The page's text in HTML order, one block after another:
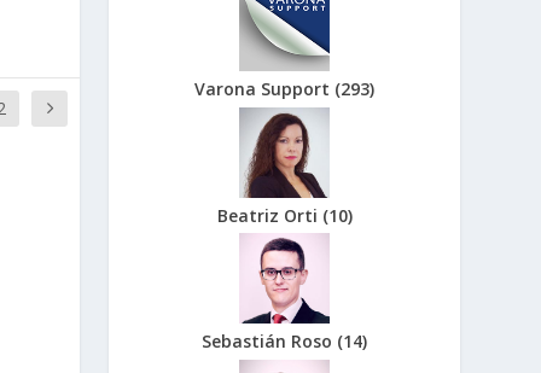
Varona Support (293)
Beatriz Orti (10)
Sebastián Roso (14)